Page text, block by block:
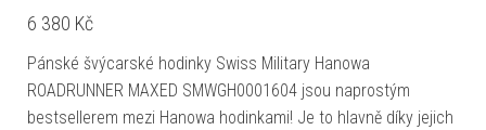
6 380 Kč
Pánské švýcarské hodinky Swiss Military Hanowa
ROADRUNNER MAXED SMWGH0001604 jsou naprostým
bestsellerem mezi Hanowa hodinkami! Je to hlavně díky jejich